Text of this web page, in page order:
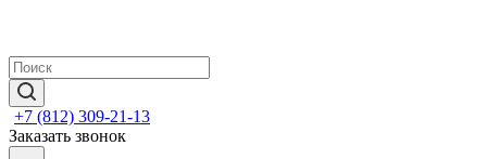
+7 (812) 309-21-13
Заказать звонок